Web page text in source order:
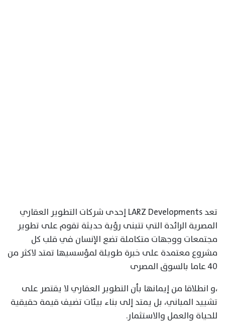
تعد LARZ Developments إحدى شركات التطوير العقاري
المصرية الرائدة التي تتبنى رؤية حديثة تقوم على تطوير
مجتمعات ووجهات متكاملة تضع الإنسان في قلب كل
مشروع معتمدة على خبرة طويلة لمؤسسيها تمتد لاكثر من
٤٠ عاما بالسوق المصرى
،و انطلاقا من إيمانها بأن التطوير العقاري لا يقتصر على
تشييد المباني، بل يمتد إلى بناء بيئات تضيف قيمة حقيقية
للحياة والعمل والاستثمار.